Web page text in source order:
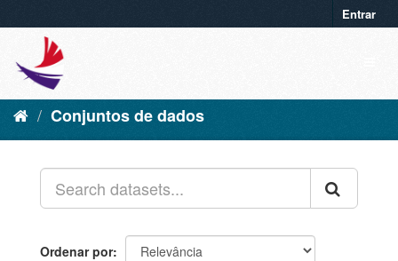
Entrar
Conjuntos de dados
Ordenar por